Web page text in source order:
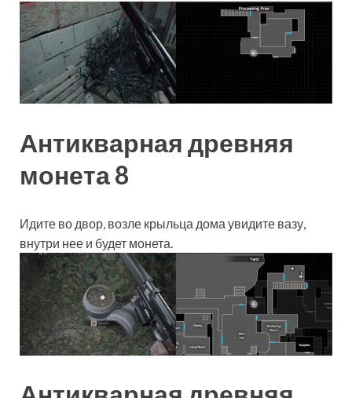
Антикварная древняя
монета 8
Идите во двор, возле крыльца дома увидите вазу,
внутри нее и будет монета.